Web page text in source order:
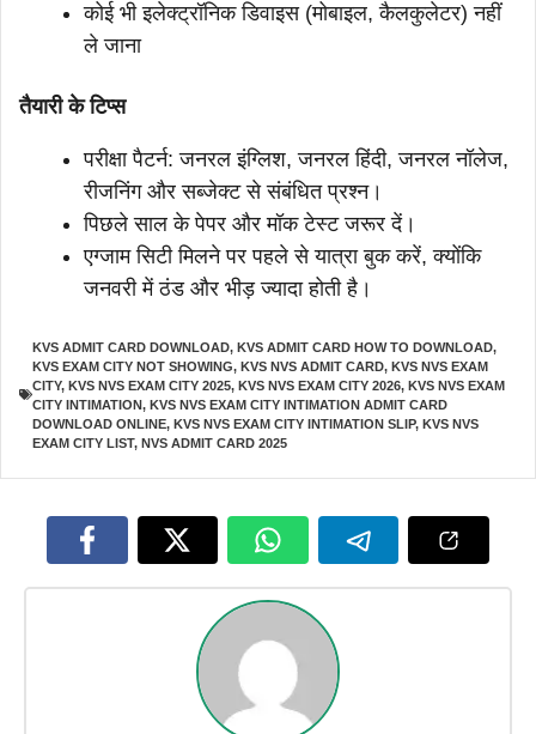
कोई भी इलेक्ट्रॉनिक डिवाइस (मोबाइल, कैलकुलेटर) नहीं
ले जाना
तैयारी के टिप्स
परीक्षा पैटर्न: जनरल इंग्लिश, जनरल हिंदी, जनरल नॉलेज,
रीजनिंग और सब्जेक्ट से संबंधित प्रश्न।
पिछले साल के पेपर और मॉक टेस्ट जरूर दें।
एग्जाम सिटी मिलने पर पहले से यात्रा बुक करें, क्योंकि
जनवरी में ठंड और भीड़ ज्यादा होती है।
KVS ADMIT CARD DOWNLOAD, KVS ADMIT CARD HOW TO DOWNLOAD,
KVS EXAM CITY NOT SHOWING, KVS NVS ADMIT CARD, KVS NVS EXAM
CITY, KVS NVS EXAM CITY 2025, KVS NVS EXAM CITY 2026, KVS NVS EXAM
CITY INTIMATION, KVS NVS EXAM CITY INTIMATION ADMIT CARD
DOWNLOAD ONLINE, KVS NVS EXAM CITY INTIMATION SLIP, KVS NVS
EXAM CITY LIST, NVS ADMIT CARD 2025